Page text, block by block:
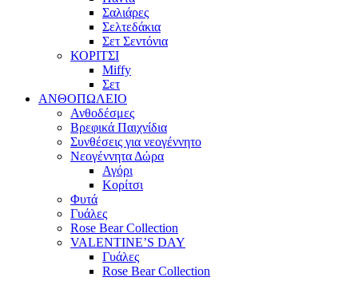
Σαλιάρες
Σελτεδάκια
Σετ Σεντόνια
ΚΟΡΙΤΣΙ
Miffy
Σετ
ΑΝΘΟΠΩΛΕΙΟ
Ανθοδέσμες
Βρεφικά Παιχνίδια
Συνθέσεις για νεογέννητο
Νεογέννητα Δώρα
Αγόρι
Κορίτσι
Φυτά
Γυάλες
Rose Bear Collection
VALENTINE’S DAY
Γυάλες
Rose Bear Collection